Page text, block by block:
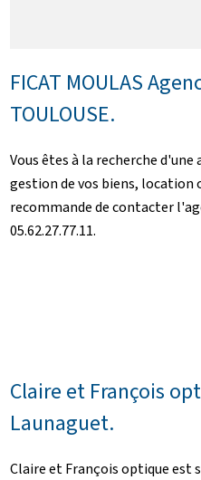
FICAT MOULAS
TOULOUSE.
Vous êtes à la recherche
gestion de vos biens, location
recommande de contacter
05.62.27.77.11.
Claire et François
Launaguet.
Claire et François optique est